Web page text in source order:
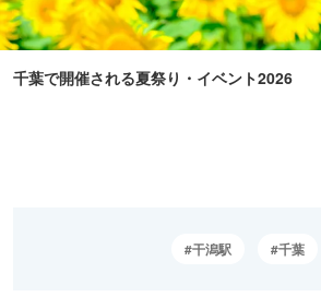
千葉で開催される夏祭り・イベント2026
干潟駅 千葉